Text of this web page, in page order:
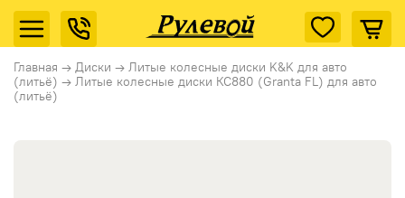
Главная → Диски → Литые колесные диски K&K для авто
(литьё) → Литые колесные диски КС880 (Granta FL) для авто
(литьё)